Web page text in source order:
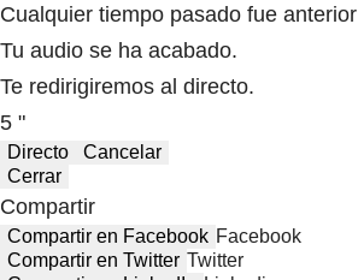
Cualquier tiempo pasado fue anterior
Tu audio se ha acabado.
Te redirigiremos al directo.
5 "
Directo
Cancelar
Cerrar
Compartir
Compartir en Facebook Facebook
Compartir en Twitter Twitter